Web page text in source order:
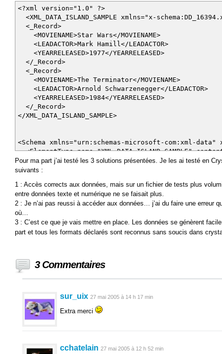
<?xml version="1.0" ?>
<XML_DATA_ISLAND_SAMPLE xmlns="x-
<_Record>
<MOVIENAME>Star Wars</MOVIENAME>
<LEADACTOR>Mark Hamill</LEADACTOR>
<YEARRELEASED>1977</YEARRELEASED>
</_Record>
<_Record>
<MOVIENAME>The Terminator</MOVIENAME>
<LEADACTOR>Arnold Schwarzenegger</LEADACTOR>
<YEARRELEASED>1984</YEARRELEASED>
</_Record>
</XML_DATA_ISLAND_SAMPLE>
<Schema xmlns="urn:schemas-microsoft-com:xml-
<ElementType name="XML_DATA_ISLAND_SAMPLE"
<element type="_Record" />
</ElementType>
<element type="MOVIENAME" />
<element type="LEADACTOR" />
<element type="YEARRELEASED" />
</ElementType>
<ElementType name="MOVIENAME"
<ElementType name="LEADACTOR"
Pour ma part j’ai testé les 3 solutions présentées. Je les ai testé en
suivants :
1 : Accès corrects aux données, mais sur un fichier de tests plus
entre données texte et numérique ne se faisait plus.
2 : Je n’ai pas reussi à accéder aux données… j’ai du faire une erreur
où…
3 : C’est ce que je vais mettre en place. Les données se génèrent
part et tous les formats déclarés sont reconnus sans soucis dans
3 Commentaires
sur_uix 27 mai 2005 à 14 h 17 min
Extra merci
cchatelain 27 mai 2005 à 12 h 52 min